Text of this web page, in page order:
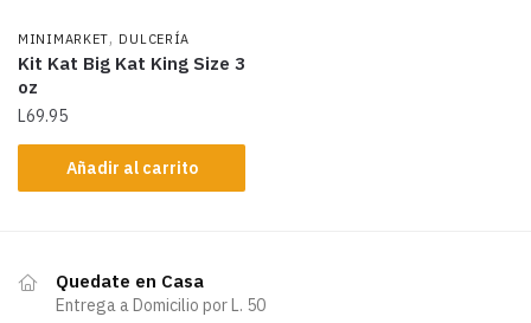
MINIMARKET, DULCERÍA
Kit Kat Big Kat King Size 3
oz
L69.95
Añadir al carrito
Quedate en Casa
Entrega a Domicilio por L. 50